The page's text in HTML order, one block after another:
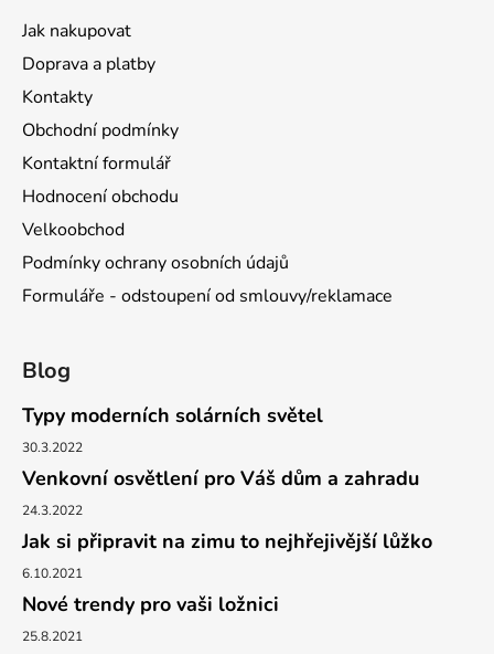
Jak nakupovat
Doprava a platby
Kontakty
Obchodní podmínky
Kontaktní formulář
Hodnocení obchodu
Velkoobchod
Podmínky ochrany osobních údajů
Formuláře - odstoupení od smlouvy/reklamace
Blog
Typy moderních solárních světel
30.3.2022
Venkovní osvětlení pro Váš dům a zahradu
24.3.2022
Jak si připravit na zimu to nejhřejivější lůžko
6.10.2021
Nové trendy pro vaši ložnici
25.8.2021